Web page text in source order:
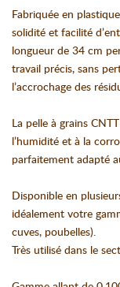
Fabriquée en
solidité et facilité
longueur de 34 cm
travail précis, sans
l’accrochage des
La pelle à grains
l’humidité et à la
parfaitement adapté
Disponible en
idéalement votre
cuves, poubelles).
Très utilisé dans le